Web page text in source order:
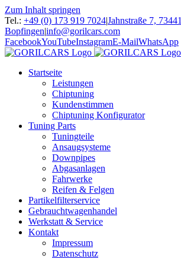
Zum Inhalt springen
Tel.: +49 (0) 173 919 7024|Jahnstraße 7, 73441
Bopfingen|info@gorilcars.com
FacebookYouTubeInstagramE-MailWhatsApp
Startseite
Leistungen
Chiptuning
Kundenstimmen
Chiptuning Konfigurator
Tuning Parts
Tuningteile
Ansaugsysteme
Downpipes
Abgasanlagen
Fahrwerke
Reifen & Felgen
Partikelfilterservice
Gebrauchtwagenhandel
Werkstatt & Service
Kontakt
Impressum
Datenschutz